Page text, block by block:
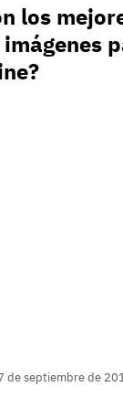
los
de septiembre de